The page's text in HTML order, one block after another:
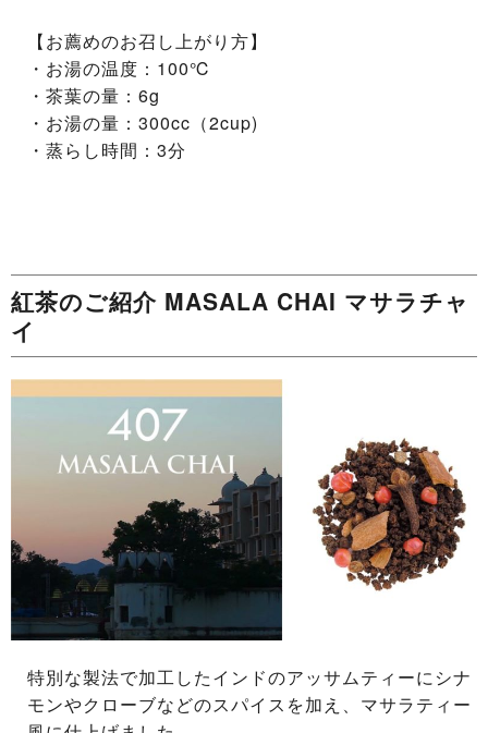
【お薦めのお召し上がり方】
・お湯の温度：100℃
・茶葉の量：6g
・お湯の量：300cc（2cup)
・蒸らし時間：3分
紅茶のご紹介 MASALA CHAI マサラチャ
イ
特別な製法で加工したインドのアッサムティーにシナ
モンやクローブなどのスパイスを加え、マサラティー